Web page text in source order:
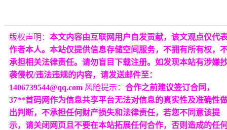
版权声明： 本文内容由互联网用户自发贡献，该文观点仅代
作者本人。本站仅提供信息存储空间服务，不拥有所有权，
承担相关法律责任。请勿盲目下载注册。如发现本站有涉嫌
袭侵权/违法违规的内容，请发送邮件至：
1406739544@qq.com 风险提示： 合作之前建议签订合同，
37**首码网作为信息共享平台无法对信息的真实性及准确性
出判断，不承担任何财产损失和法律责任，若您不同意该提
示，请关闭网页且不要在本站拓展任何合作，否则造成的任